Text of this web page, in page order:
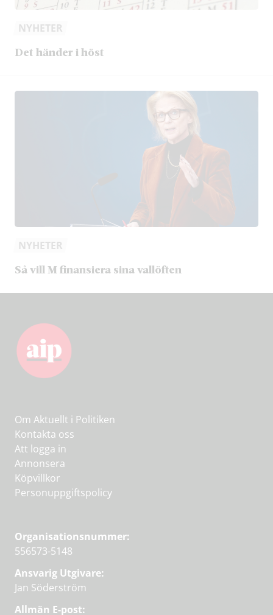
NYHETER
Det händer i höst
NYHETER
Så vill M finansiera sina vallöften
Om Aktuellt i Politiken
Kontakta oss
Att logga in
Annonsera
Köpvillkor
Personuppgiftspolicy
Organisationsnummer:
556573-5148
Ansvarig Utgivare:
Jan Söderström
Allmän E-post: